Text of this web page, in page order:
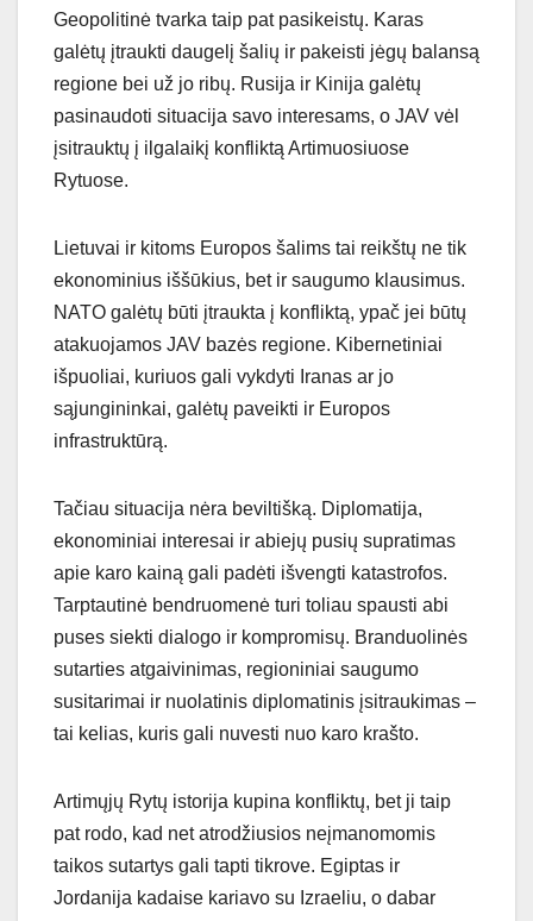
Geopolitinė tvarka taip pat pasikeistų. Karas
galėtų įtraukti daugelį šalių ir pakeisti jėgų balansą
regione bei už jo ribų. Rusija ir Kinija galėtų
pasinaudoti situacija savo interesams, o JAV vėl
įsitrauktų į ilgalaikį konfliktą Artimuosiuose
Rytuose.
Lietuvai ir kitoms Europos šalims tai reikštų ne tik
ekonominius iššūkius, bet ir saugumo klausimus.
NATO galėtų būti įtraukta į konfliktą, ypač jei būtų
atakuojamos JAV bazės regione. Kibernetiniai
išpuoliai, kuriuos gali vykdyti Iranas ar jo
sąjungininkai, galėtų paveikti ir Europos
infrastruktūrą.
Tačiau situacija nėra beviltišką. Diplomatija,
ekonominiai interesai ir abiejų pusių supratimas
apie karo kainą gali padėti išvengti katastrofos.
Tarptautinė bendruomenė turi toliau spausti abi
puses siekti dialogo ir kompromisų. Branduolinės
sutarties atgaivinimas, regioniniai saugumo
susitarimai ir nuolatinis diplomatinis įsitraukimas –
tai kelias, kuris gali nuvesti nuo karo krašto.
Artimųjų Rytų istorija kupina konfliktų, bet ji taip
pat rodo, kad net atrodžiusios neįmanomomis
taikos sutartys gali tapti tikrove. Egiptas ir
Jordanija kadaise kariavo su Izraeliu, o dabar